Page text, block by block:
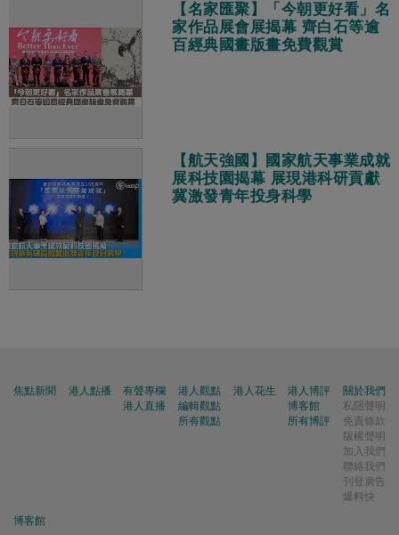
【名家匯聚】「今朝更好看」名
家作品展會展揭幕 齊白石等逾
百經典國畫版畫免費觀賞
【航天強國】國家航天事業成就
展科技園揭幕 展現港科研貢獻
冀激發青年投身科學
焦點新聞 港人點播
有聲專欄
港人直播
港人觀點
編輯觀點
所有觀點
港人花生
港人博評
博客館
所有博評
關於我們
私隱聲明
免責條款
版權聲明
加入我們
聯絡我們
刊登廣告
爆料快
博客館